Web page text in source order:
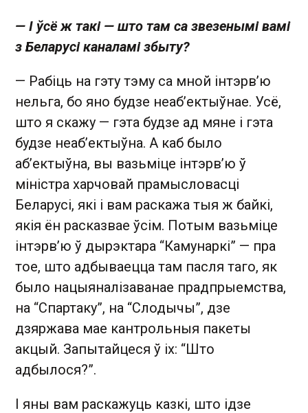
— І ўсё ж такі — што там са звезенымі вамі
з Беларусі каналамі збыту?
— Рабіць на гэту тэму са мной інтэрв’ю
нельга, бо яно будзе неаб’ектыўнае. Усё,
што я скажу — гэта будзе ад мяне і гэта
будзе неаб’ектыўна. А каб было
аб’ектыўна, вы вазьміце інтэрв’ю ў
міністра харчовай прамысловасці
Беларусі, які і вам раскажа тыя ж байкі,
якія ён расказвае ўсім. Потым вазьміце
інтэрв’ю ў дырэктара “Камунаркі” — пра
тое, што адбываецца там пасля таго, як
было нацыяналізаванае прадпрыемства,
на “Спартаку”, на “Слодычы”, дзе
дзяржава мае кантрольныя пакеты
акцый. Запытайцеся ў іх: “Што
адбылося?”.
І яны вам раскажуць казкі, што ідзе